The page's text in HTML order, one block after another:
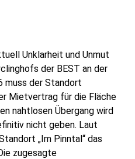
Unklarheit und Unmut
der BEST an der
muss der Standort
Mietvertrag für die Fläche
nahtlosen Übergang wird
nicht geben. Laut
„Im Pinntal“ das
zugesagte